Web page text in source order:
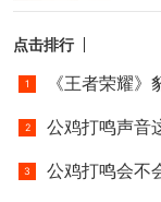
点击排行
《王者荣耀》
公鸡打鸣声音这
公鸡打鸣会不会